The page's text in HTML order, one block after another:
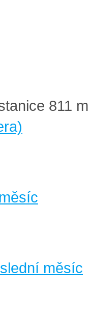
811
měsíc